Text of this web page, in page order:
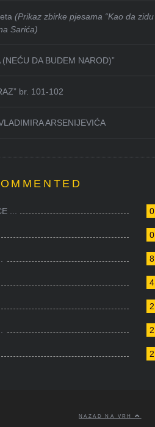
(Prikaz zbirke pjesama “Kao da zidu
Sarića)
DA BUDEM NAROD)”
br. 101-102
ARSENIJEVIĆA
0
...
0
8
4
2
2
2
NAZAD NA VRH